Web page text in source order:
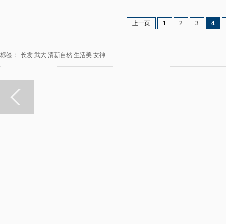
上一页 1 2 3 4
标签： 长发 武大 清新自然 生活美 女神